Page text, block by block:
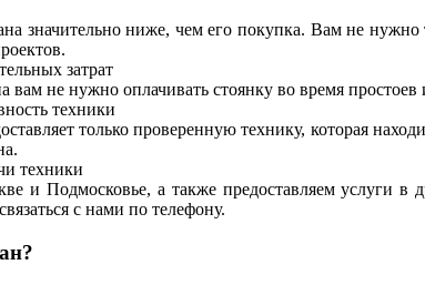
значительно ниже, чем его покупка. Вам не
затрат
вам не нужно оплачивать стоянку во время
техники
только проверенную технику, которая
техники
и Подмосковье, а также предоставляем услуги в
с нами по телефону.